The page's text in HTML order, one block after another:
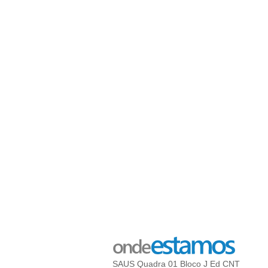
SAUS Quadra 01 Bloco J Ed CNT